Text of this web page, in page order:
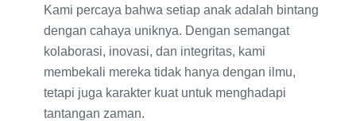
Kami percaya bahwa setiap anak adalah bintang
dengan cahaya uniknya. Dengan semangat
kolaborasi, inovasi, dan integritas, kami
membekali mereka tidak hanya dengan ilmu,
tetapi juga karakter kuat untuk menghadapi
tantangan zaman.